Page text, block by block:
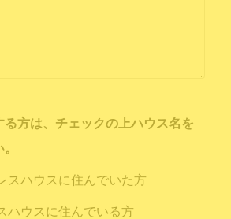
方は、チェックの上ハウス名を
スハウスに住んでいた方
ハウスに住んでいる方